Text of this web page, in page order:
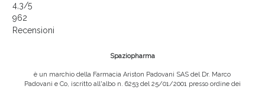
4,3/5
962
Recensioni
Spaziopharma
è un marchio della Farmacia Ariston Padovani SAS del Dr. Marco
Padovani e Co, iscritto all'albo n. 6253 del 25/01/2001 presso ordine dei